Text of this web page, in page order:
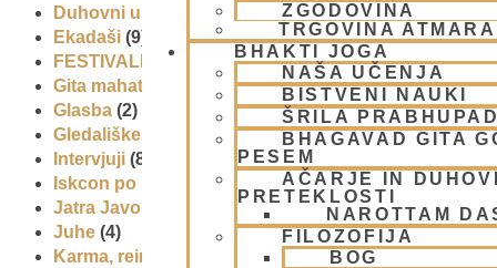
ZGODOVINA
TRGOVINA
BHAKTI JOGA
NAŠA UČENJA
BISTVENI NAUKI
ŠRILA
BHAGAVAD GITA
PESEM
AČARJE IN
PRETEKLOSTI
NAROTTAM
FILOZOFIJA
BOG
Duhovni umik
Ekadaši (9)
FESTIVALI
(10)
Gita mahatmja
Glasba (2)
Gledališke igre
Intervjuji (8)
Iskcon po svetu
Jatra Javornik 2008
(1)
Juhe (4)
Karma, reinkarnacija in bhakti